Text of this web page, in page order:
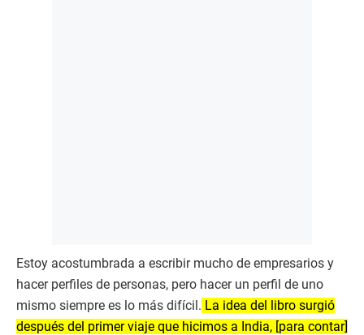
Estoy acostumbrada a escribir mucho de empresarios y
hacer perfiles de personas, pero hacer un perfil de uno
mismo siempre es lo más difícil. La idea del libro surgió
después del primer viaje que hicimos a India, [para contar]